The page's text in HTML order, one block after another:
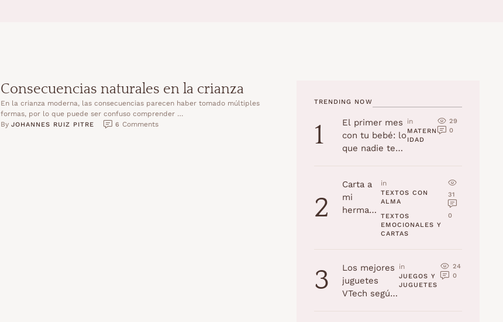
Consecuencias naturales en la crianza
En la crianza moderna, las consecuencias parecen haber tomado múltiples
formas, por lo que puede ser confuso comprender …
By JOHANNES RUIZ PITRE 6 Comments
TRENDING NOW
1
El primer mes
con tu bebé: lo
que nadie te
in
MATERN
IDAD
29
0
2
Carta a
mi
hermana
in
TEXTOS CON
ALMA
TEXTOS
EMOCIONALES Y
CARTAS
31
0
3
Los mejores
juguetes
VTech según
in
JUEGOS Y
JUGUETES
24
0